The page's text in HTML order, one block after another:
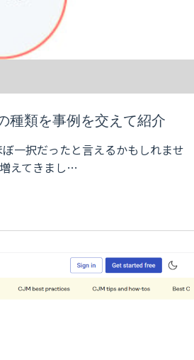
種類を事例を交えて紹介
一択だったと言えるかもしれませ
えてきまし…